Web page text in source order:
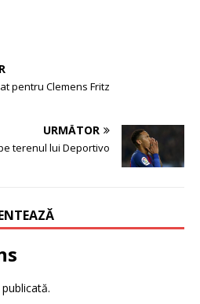
pentru Clemens Fritz
URMĂTOR
terenul lui Deportivo